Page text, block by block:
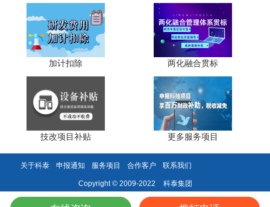
六、通道之变：先拿“门票”，再进“国家队”
办法第十七、十八条首次明确：
• 评价“优秀”的技术中心，可直接牵头组建“国家产业技
术工程化中心”“国家制造业创新中心”，无需地方排队推荐
• 可申请新增外债额度，向国家发改委直报，不再经过
地方转报
• 人才计划单列，技术中心举荐指标不占企业申报名额
“相当于用一张认定书，换来财政、金融、人才三张VIP
卡。”参与政策评估的券商首席分析师指出，资本市场已
将“国家企业技术中心”视为技术护城河的核心指标，同等利
加计扣除 两化融合贯标
技改项目补贴 更多服务项目
关于科泰 申报通知 服务项目 合作客户 联系我们
Copyright © 2009-2022 科泰集团